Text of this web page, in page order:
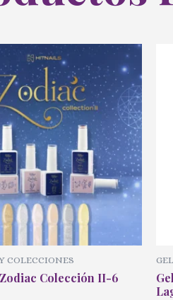
COLECCIONES
Colección II-6